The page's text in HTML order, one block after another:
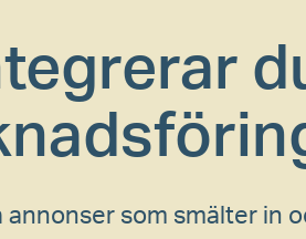
annonser som smälter in